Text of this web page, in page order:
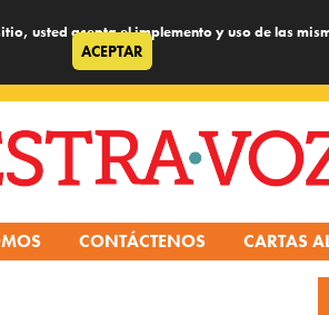
usted acepta el implemento y uso de las
ACEPTAR
CONTÁCTENOS CARTAS